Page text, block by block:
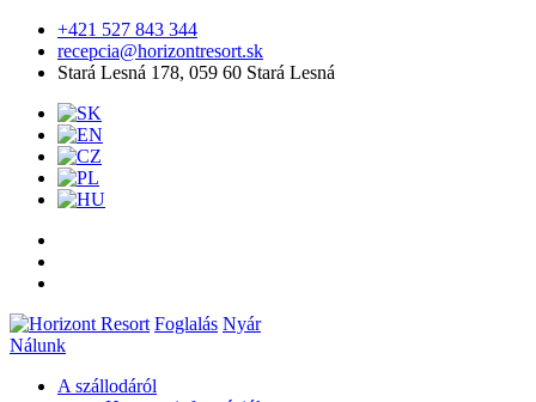
+421 527 843 344
recepcia@horizontresort.sk
Stará Lesná 178, 059 60 Stará Lesná
Foglalás Nyár
Nálunk
A szállodáról